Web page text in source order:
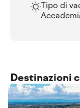
Tipo di
Destinazioni